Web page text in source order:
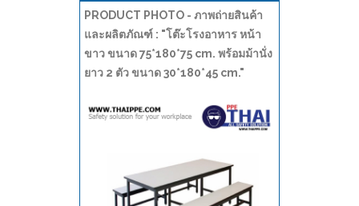
PRODUCT PHOTO - ภาพถ่ายสินค้า
และผลิตภัณฑ์ : "โต๊ะโรงอาหาร หน้า
ขาว ขนาด 75*180*75 cm. พร้อมม้านั่ง
ยาว 2 ตัว ขนาด 30*180*45 cm."